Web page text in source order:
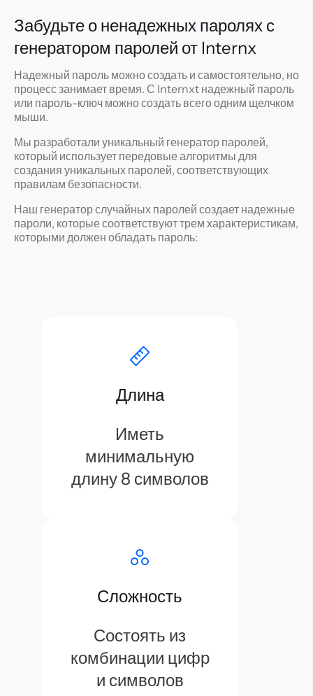
Забудьте о ненадежных паролях с
генератором паролей от Internx
Надежный пароль можно создать и самостоятельно, но
процесс занимает время. С Internxt надежный пароль
или пароль-ключ можно создать всего одним щелчком
мыши.
Мы разработали уникальный генератор паролей,
который использует передовые алгоритмы для
создания уникальных паролей, соответствующих
правилам безопасности.
Наш генератор случайных паролей создает надежные
пароли, которые соответствуют трем характеристикам,
которыми должен обладать пароль:
Длина
Иметь
минимальную
длину 8 символов
Сложность
Состоять из
комбинации цифр
и символов